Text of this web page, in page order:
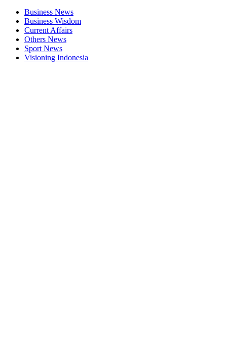
Business News
Business Wisdom
Current Affairs
Others News
Sport News
Visioning Indonesia